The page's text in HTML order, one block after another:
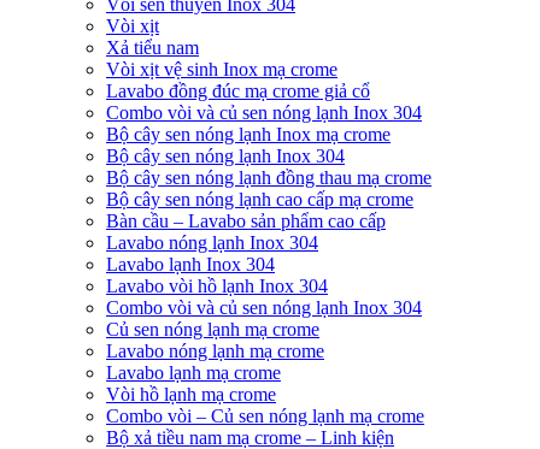
Vòi xịt
Xả tiểu nam
Vòi xịt vệ sinh Inox mạ crome
Lavabo đồng đúc mạ crome giả cổ
Combo vòi và củ sen nóng lạnh Inox 304
Bộ cây sen nóng lạnh Inox mạ crome
Bộ cây sen nóng lạnh Inox 304
Bộ cây sen nóng lạnh đồng thau mạ crome
Bộ cây sen nóng lạnh cao cấp mạ crome
Bàn cầu – Lavabo sản phẩm cao cấp
Lavabo nóng lạnh Inox 304
Lavabo lạnh Inox 304
Lavabo vòi hồ lạnh Inox 304
Combo vòi và củ sen nóng lạnh Inox 304
Củ sen nóng lạnh mạ crome
Lavabo nóng lạnh mạ crome
Lavabo lạnh mạ crome
Vòi hồ lạnh mạ crome
Combo vòi – Củ sen nóng lạnh mạ crome
Bộ xả tiều nam mạ crome – Linh kiện